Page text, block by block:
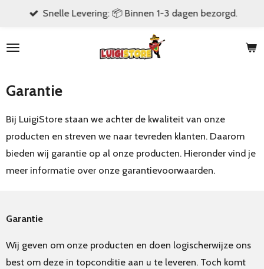
naar
Snelle Levering: 📦 Binnen 1-3 dagen bezorgd.
Garantie
Bij LuigiStore staan we achter de kwaliteit van onze
producten en streven we naar tevreden klanten. Daarom
bieden wij garantie op al onze producten. Hieronder vind je
meer informatie over onze garantievoorwaarden.
Garantie
Wij geven om onze producten en doen logischerwijze ons
best om deze in topconditie aan u te leveren. Toch komt